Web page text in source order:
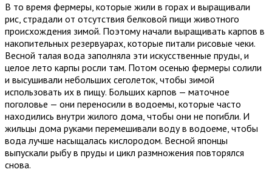
В то время фермеры, которые жили в горах и выращивали
рис, страдали от отсутствия белковой пищи животного
происхождения зимой. Поэтому начали выращивать карпов в
накопительных резервуарах, которые питали рисовые чеки.
Весной талая вода заполняла эти искусственные пруды, и
целое лето карпы росли там. Потом осенью фермеры солили
и высушивали небольших сеголеток, чтобы зимой
использовать их в пищу. Больших карпов — маточное
поголовье — они переносили в водоемы, которые часто
находились внутри жилого дома, чтобы они не погибли. И
жильцы дома руками перемешивали воду в водоеме, чтобы
вода лучше насыщалась кислородом. Весной японцы
выпускали рыбу в пруды и цикл размножения повторялся
снова.